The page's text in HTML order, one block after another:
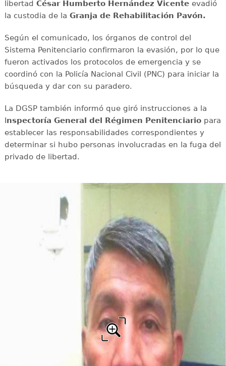
libertad César Humberto Hernández Vicenteevadió
la custodia de la Granja de Rehabilitación Pavón.
Según el comunicado, los órganos de control del
Sistema Penitenciario confirmaron la evasión, por lo que
fueron activados los protocolos de emergencia y se
coordinó con la Policía Nacional Civil (PNC) para iniciar la
búsqueda y dar con su paradero.
La DGSP también informó que giró instrucciones a la
Inspectoría General del Régimen Penitenciariopara
establecer las responsabilidades correspondientes y
determinar si hubo personas involucradas en la fuga del
privado de libertad.